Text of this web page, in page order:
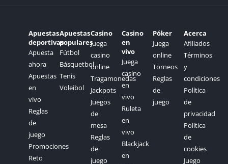
Apuestas
deportivas
Apuesta
ahora
Apuestas
en
vivo
Reglas
de
juego
Promociones
Reto
Apuestas
populares
Fútbol
Básquetbol
Tenis
Voleibol
Casino
Juega
casino
online
Tragamonedas
Jackpots
Juegos
de
mesa
Reglas
de
juego
Casino
en
vivo
Juega
casino
en
vivo
Ruleta
en
vivo
Blackjack
en
Póker
Juega
online
Torneos
Reglas
de
juego
Acerca
Afiliados
Términos
y
condiciones
Política
de
privacidad
Política
de
cookies
Juego